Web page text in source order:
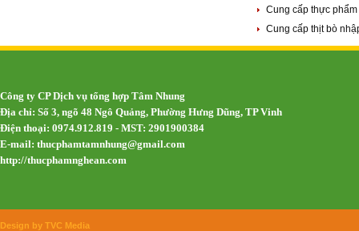
Cung cấp thực
Cung cấp thịt bò
Công ty CP Dịch vụ tổng hợp Tâm Nhung
Địa chỉ: Số 3, ngõ 48 Ngô Quảng, Phường Hưng Dũng, TP Vinh
Điện thoại: 0974.912.819 - MST: 2901900384
E-mail: thucphamtamnhung@gmail.com
http://thucphamnghean.com
Design by TVC Media